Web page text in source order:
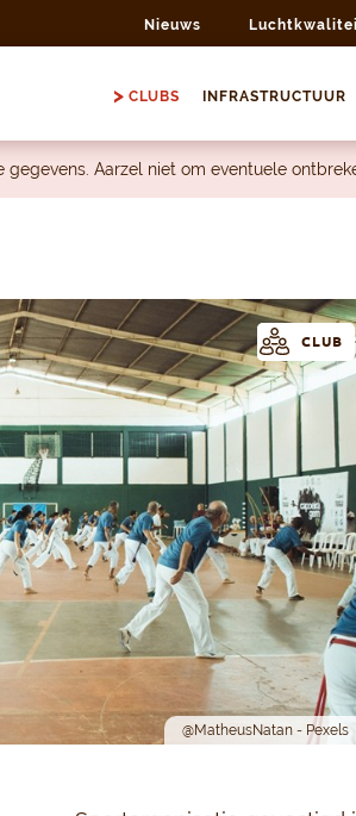
Nieuws
CLUBS INFRASTRUCTUUR
Aarzel niet om eventuele
@MatheusNatan - Pexels
CLUB